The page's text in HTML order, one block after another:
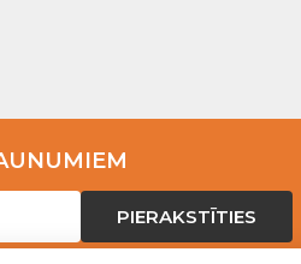
PIERAKSTĪTIES